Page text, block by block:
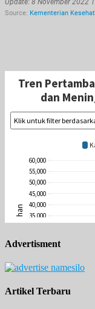
Advertisment
Artikel Terbaru